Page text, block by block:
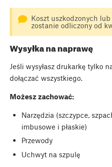
Koszt uszkodzonych
zostanie odliczony od
Wysyłka na naprawę
Jeśli wysyłasz drukarkę tylko
dołączać wszystkiego.
Możesz zachować:
Narzędzia (szczypce,
imbusowe i płaskie)
Przewody
Uchwyt na szpulę